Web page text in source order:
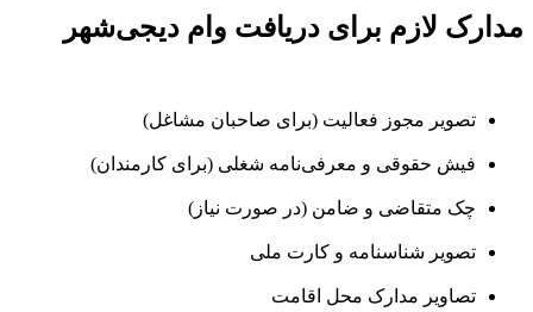
مدارک لازم برای دریافت وام دیجی‌شهر
تصویر مجوز فعالیت (برای صاحبان مشاغل)
فیش حقوقی و معرفی‌نامه شغلی (برای کارمندان)
چک متقاضی و ضامن (در صورت نیاز)
تصویر شناسنامه و کارت ملی
تصاویر مدارک محل اقامت